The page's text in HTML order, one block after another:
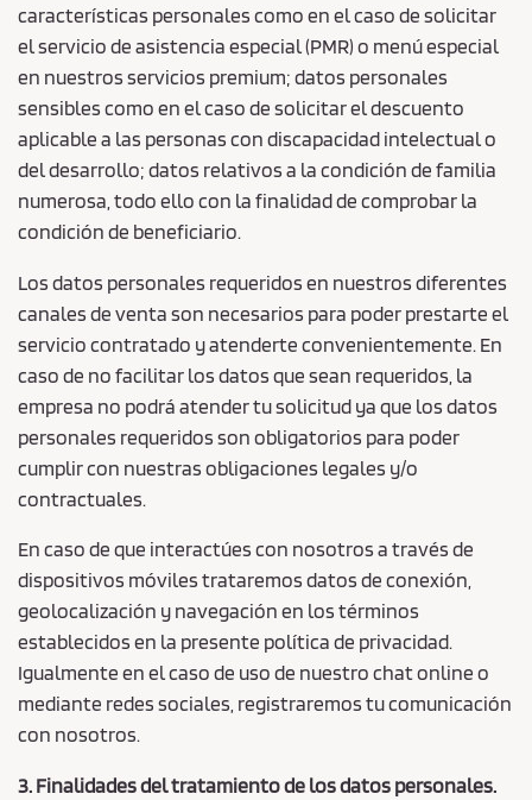
características personales como en el caso de solicitar
el servicio de asistencia especial (PMR) o menú especial
en nuestros servicios premium; datos personales
sensibles como en el caso de solicitar el descuento
aplicable a las personas con discapacidad intelectual o
del desarrollo; datos relativos a la condición de familia
numerosa, todo ello con la finalidad de comprobar la
condición de beneficiario.
Los datos personales requeridos en nuestros diferentes
canales de venta son necesarios para poder prestarte el
servicio contratado y atenderte convenientemente. En
caso de no facilitar los datos que sean requeridos, la
empresa no podrá atender tu solicitud ya que los datos
personales requeridos son obligatorios para poder
cumplir con nuestras obligaciones legales y/o
contractuales.
En caso de que interactúes con nosotros a través de
dispositivos móviles trataremos datos de conexión,
geolocalización y navegación en los términos
establecidos en la presente política de privacidad.
Igualmente en el caso de uso de nuestro chat online o
mediante redes sociales, registraremos tu comunicación
con nosotros.
3. Finalidades del tratamiento de los datos personales.